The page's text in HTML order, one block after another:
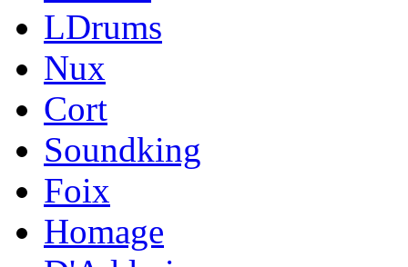
LDrums
Nux
Cort
Soundking
Foix
Homage